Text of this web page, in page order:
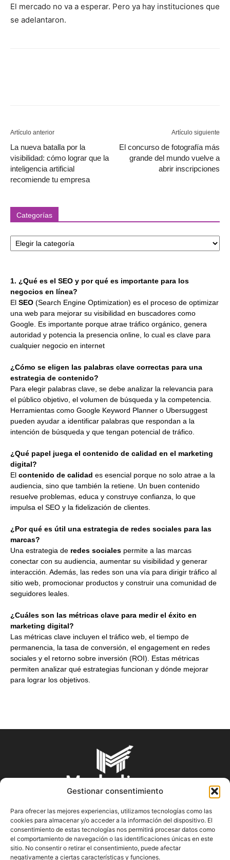
Gestionar consentimiento
Para ofrecer las mejores experiencias, utilizamos tecnologías como las
cookies para almacenar y/o acceder a la información del dispositivo. El
consentimiento de estas tecnologías nos permitirá procesar datos como
el comportamiento de navegación o las identificaciones únicas en este
sitio. No consentir o retirar el consentimiento, puede afectar
negativamente a ciertas características y funciones.
El mercado no va a esperar. Pero ya hay instituciones que
se adelantaron.
Artículo anterior
La nueva batalla por la
visibilidad: cómo lograr que la
inteligencia artificial
recomiende tu empresa
Artículo siguiente
El concurso de fotografía más
grande del mundo vuelve a
abrir inscripciones
Categorías
1. ¿Qué es el SEO y por qué es importante para los
negocios en línea?
El SEO (Search Engine Optimization) es el proceso de optimizar
una web para mejorar su visibilidad en buscadores como
Google. Es importante porque atrae tráfico orgánico, genera
autoridad y potencia la presencia online, lo cual es clave para
cualquier negocio en internet
¿Cómo se eligen las palabras clave correctas para una
estrategia de contenido?
Para elegir palabras clave, se debe analizar la relevancia para
el público objetivo, el volumen de búsqueda y la competencia.
Herramientas como Google Keyword Planner o Ubersuggest
pueden ayudar a identificar palabras que respondan a la
intención de búsqueda y que tengan potencial de tráfico.
¿Qué papel juega el contenido de calidad en el marketing
digital?
El contenido de calidad es esencial porque no solo atrae a la
audiencia, sino que también la retiene. Un buen contenido
resuelve problemas, educa y construye confianza, lo que
impulsa el SEO y la fidelización de clientes.
¿Por qué es útil una estrategia de redes sociales para las
marcas?
Una estrategia de redes sociales permite a las marcas
conectar con su audiencia, aumentar su visibilidad y generar
interacción. Además, las redes son una vía para dirigir tráfico al
sitio web, promocionar productos y construir una comunidad de
seguidores leales.
¿Cuáles son las métricas clave para medir el éxito en
marketing digital?
Las métricas clave incluyen el tráfico web, el tiempo de
permanencia, la tasa de conversión, el engagement en redes
sociales y el retorno sobre inversión (ROI). Estas métricas
permiten analizar qué estrategias funcionan y dónde mejorar
para lograr los objetivos.
SOBRE NOSOTROS
En Marketin.es encontrarás la más actualizada y veraz